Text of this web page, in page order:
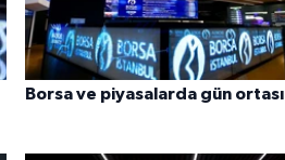
Borsa ve piyasalarda gün ortası